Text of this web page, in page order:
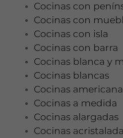
Cocinas con
Cocinas con
Cocinas con isla
Cocinas con barra
Cocinas blanca y
Cocinas blancas
Cocinas
Cocinas a medida
Cocinas alargadas
Cocinas